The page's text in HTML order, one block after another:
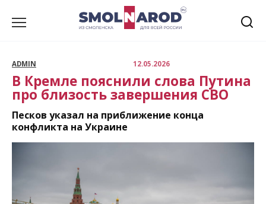
ADMIN 12.05.2026
В Кремле пояснили слова Путина
про близость завершения СВО
Песков указал на приближение конца
конфликта на Украине